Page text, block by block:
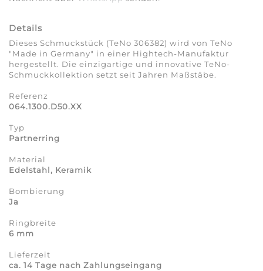
Details
Dieses Schmuckstück (TeNo 306382) wird von TeNo
"Made in Germany" in einer Hightech-Manufaktur
hergestellt. Die einzigartige und innovative TeNo-
Schmuckkollektion setzt seit Jahren Maßstäbe.
Referenz
064.1300.D50.XX
Typ
Partnerring
Material
Edelstahl, Keramik
Bombierung
Ja
Ringbreite
6 mm
Lieferzeit
ca. 14 Tage nach Zahlungseingang